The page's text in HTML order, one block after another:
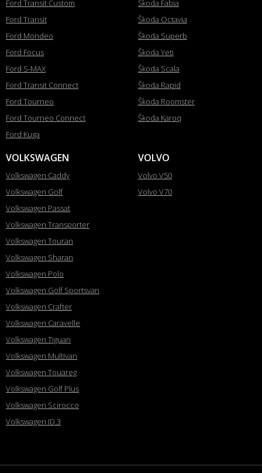
Ford Transit Custom
Ford Transit
Ford Mondeo
Ford Focus
Ford S-MAX
Ford Transit Connect
Ford Tourneo
Ford Tourneo Connect
Ford Kuga
Škoda Fabia
Škoda Octavia
Škoda Superb
Škoda Yeti
Škoda Scala
Škoda Rapid
Škoda Roomster
Škoda Karoq
VOLKSWAGEN
Volkswagen Caddy
Volkswagen Golf
Volkswagen Passat
Volkswagen Transporter
Volkswagen Touran
Volkswagen Sharan
Volkswagen Polo
Volkswagen Golf Sportsvan
Volkswagen Crafter
Volkswagen Caravelle
Volkswagen Tiguan
Volkswagen Multivan
Volkswagen Touareg
Volkswagen Golf Plus
Volkswagen Scirocco
Volkswagen ID.3
VOLVO
Volvo V50
Volvo V70